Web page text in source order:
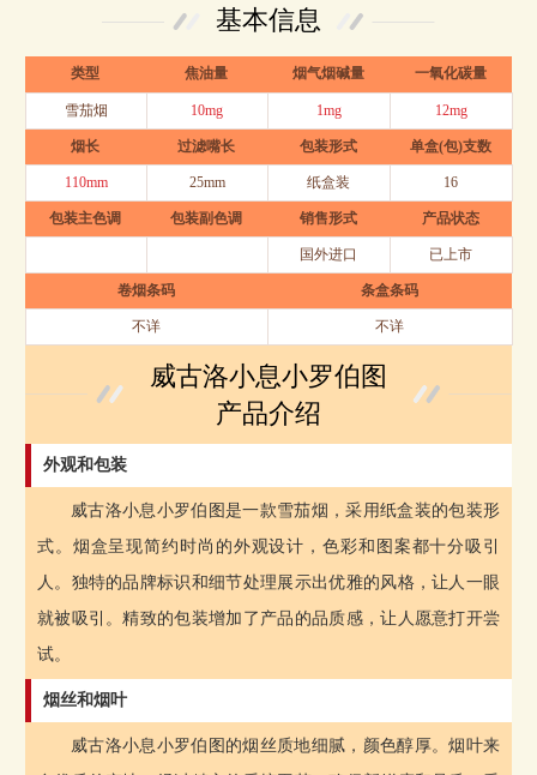
基本信息
类型 焦油量 烟气烟碱量 一氧化碳量
雪茄烟 10mg 1mg 12mg
烟长 过滤嘴长 包装形式 单盒(包)支数
110mm 25mm 纸盒装 16
包装主色调 包装副色调 销售形式 产品状态
国外进口 已上市
卷烟条码 条盒条码
不详 不详
威古洛小息小罗伯图
产品介绍
外观和包装
威古洛小息小罗伯图是一款雪茄烟，采用纸盒装的包装形
式。烟盒呈现简约时尚的外观设计，色彩和图案都十分吸引
人。独特的品牌标识和细节处理展示出优雅的风格，让人一眼
就被吸引。精致的包装增加了产品的品质感，让人愿意打开尝
试。
烟丝和烟叶
威古洛小息小罗伯图的烟丝质地细腻，颜色醇厚。烟叶来